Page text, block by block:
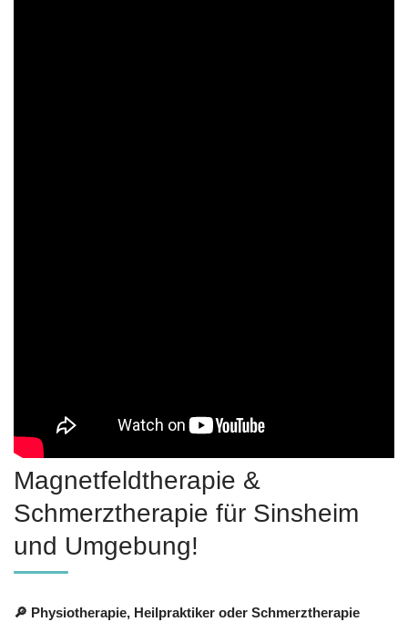
Magnetfeldtherapie &
Schmerztherapie für Sinsheim
und Umgebung!
🔎 Physiotherapie, Heilpraktiker oder Schmerztherapie